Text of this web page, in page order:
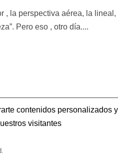
, la perspectiva aérea, la lineal,
Pero eso , otro día....
contenidos personalizados
visitantes